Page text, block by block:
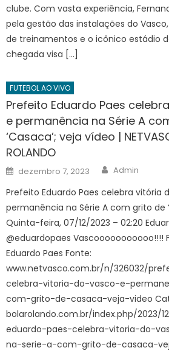
clube. Com vasta experiência,
pela gestão das instalações do
de treinamentos e o icônico estádio
chegada visa […]
FUTEBOL AO VIVO
Prefeito Eduardo Paes
e permanência na Série A
‘Casaca’; veja vídeo |
ROLANDO
Posted
on
dezembro 7, 2023 Author
Admin
Prefeito Eduardo Paes celebra vitória
permanência na Série A com grito de
Quinta-feira, 07/12/2023 – 02:20
@eduardopaes Vascooooooooooo!!!!
Eduardo Paes Fonte:
www.netvasco.com.br/n/326032/
celebra-vitoria-do-vasco-e-
com-grito-de-casaca-veja-video
bolarolando.com.br/index.php/2023/
eduardo-paes-celebra-vitoria-do-
na-serie-a-com-grito-de-casaca-